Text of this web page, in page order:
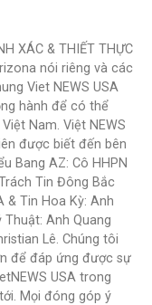
XÁC & THIẾT THỰC
nói riêng và các
Viet NEWS USA
hành để có thể
Nam. Việt NEWS
được biết đến bên
Bang AZ: Cô HHPN
Tin Đông Bắc
& Tin Hoa Kỳ: Anh
Thuật: Anh Quang
Lê. Chúng tôi
để đáp ứng được sự
USA trong
Mọi đóng góp ý